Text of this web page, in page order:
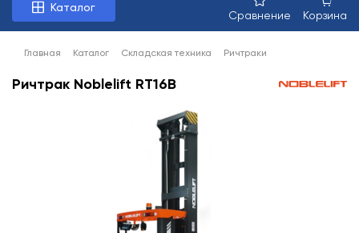
Каталог
Сравнение Корзина
Главная Каталог Складская техника Ричтраки
Ричтрак Noblelift RT16B